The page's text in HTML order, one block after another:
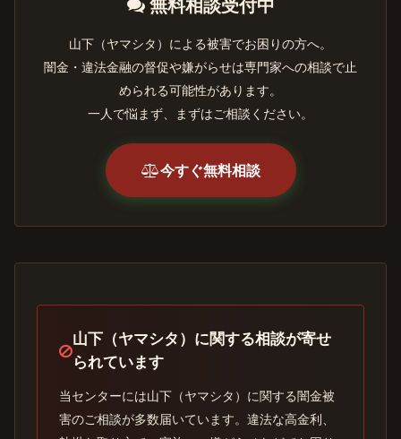
無料相談受付中
山下（ヤマシタ）による被害でお困りの方へ。
闇金・違法金融の督促や嫌がらせは専門家への相談で止
められる可能性があります。
一人で悩まず、まずはご相談ください。
今すぐ無料相談
山下（ヤマシタ）に関する相談が寄せ
られています
当センターには山下（ヤマシタ）に関する闇金被
害のご相談が多数届いています。違法な高金利、